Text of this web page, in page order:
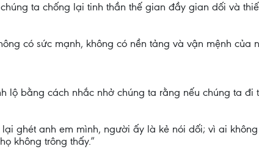
ta chống lại tinh thần thế gian đầy gian dối và
có sức mạnh, không có nền tảng và vận mệnh của
lộ bằng cách nhắc nhở chúng ta rằng nếu chúng ta đi
ghét anh em mình, người ấy là kẻ nói dối; vì ai
không trông thấy.”